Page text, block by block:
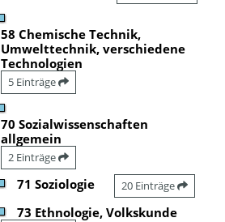
58 Chemische Technik,
Umwelttechnik, verschiedene
Technologien
5 Einträge
70 Sozialwissenschaften
allgemein
2 Einträge
71 Soziologie 20 Einträge
73 Ethnologie, Volkskunde